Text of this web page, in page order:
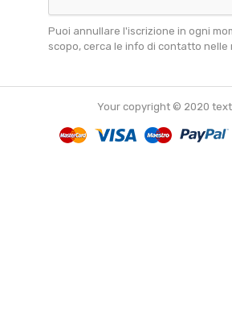
Puoi annullare l'iscrizione in ogni
scopo, cerca le info di contatto nelle
Your copyright © 2020